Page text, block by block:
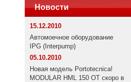
Новости
15.12.2010
Автомоечное оборудование
IPG (Interpump)
05.10.2010
Новая модель Portotecnica!
MODULAR HML 150 OT скоро в